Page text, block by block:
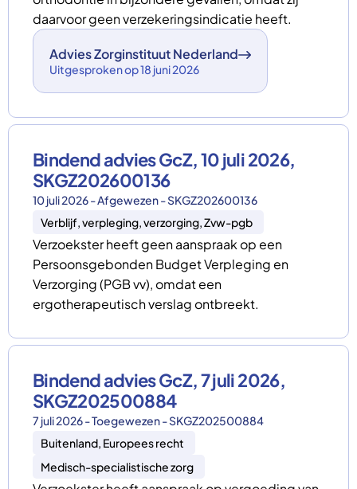
daarvoor geen verzekeringsindicatie heeft.
Advies Zorginstituut Nederland
Uitgesproken op 18 juni 2026
Bindend advies GcZ, 10 juli 2026,
SKGZ202600136
10 juli 2026 - Afgewezen - SKGZ202600136
Verblijf, verpleging, verzorging, Zvw-pgb
Verzoekster heeft geen aanspraak op een
Persoonsgebonden Budget Verpleging en
Verzorging (PGB vv), omdat een
ergotherapeutisch verslag ontbreekt.
Bindend advies GcZ, 7 juli 2026,
SKGZ202500884
7 juli 2026 - Toegewezen - SKGZ202500884
Buitenland, Europees recht
Medisch-specialistische zorg